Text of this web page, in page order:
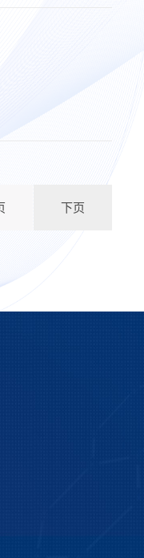
下页